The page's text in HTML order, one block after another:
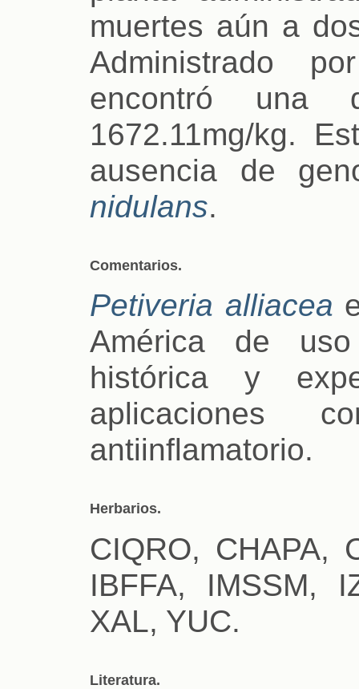
muertes aún a
Administrado
encontró una
1672.11mg/kg.
ausencia de
nidulans.
Comentarios.
Petiveria alliacea
América de
histórica y
aplicaciones
antiinflamatorio.
Herbarios.
CIQRO, CHAPA,
IBFFA, IMSSM,
XAL, YUC.
Literatura.